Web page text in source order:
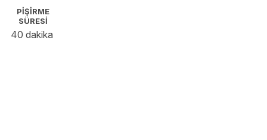
PİŞİRME
SÜRESİ
40 dakika